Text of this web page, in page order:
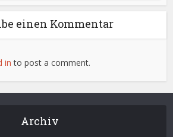
einen Kommentar
in to post a comment.
Archiv